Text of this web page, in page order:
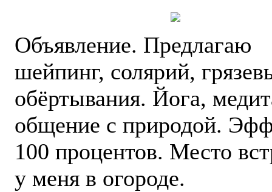
Объявление. Предлагаю
шейпинг, солярий,
обёртывания. Йога,
общение с природой.
100 процентов. Место
у меня в огороде.